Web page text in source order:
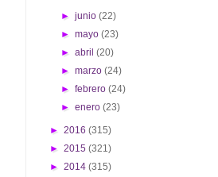
►junio(22)
►mayo(23)
►abril(20)
►marzo(24)
►febrero(24)
►enero(23)
► 2016 (315)
► 2015 (321)
► 2014 (315)